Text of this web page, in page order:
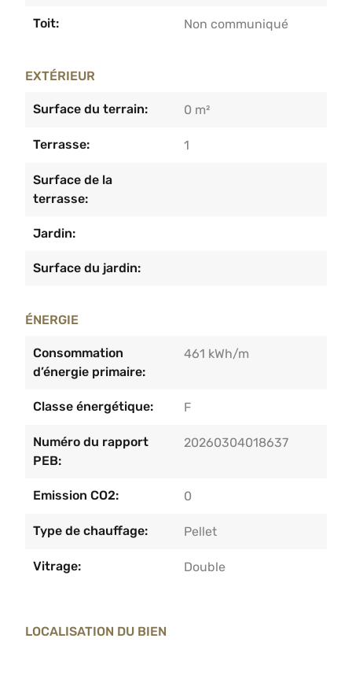
Toit: Non communiqué
EXTÉRIEUR
Surface du terrain: 0 m²
Terrasse: 1
Surface de la
terrasse:
Jardin:
Surface du jardin:
ÉNERGIE
Consommation
d’énergie primaire:
461 kWh/m
Classe énergétique: F
Numéro du rapport
PEB:
20260304018637
Emission CO2: 0
Type de chauffage: Pellet
Vitrage: Double
LOCALISATION DU BIEN